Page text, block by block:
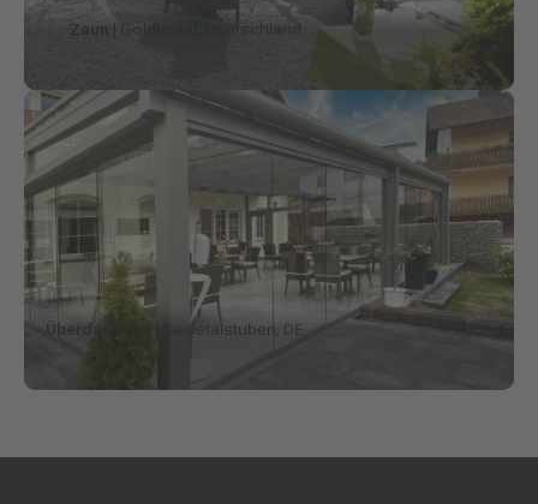
Zaun | Goldlauter, Deutschland
Überdachung | Saaletalstuben, DE